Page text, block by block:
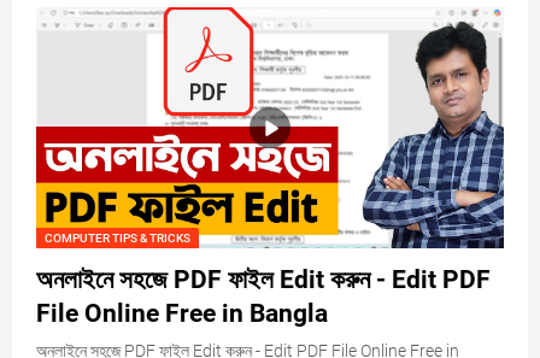
COMPUTER TIPS & TRICKS
অনলাইনে সহজে PDF ফাইল Edit করুন - Edit PDF
File Online Free in Bangla
অনলাইনে সহজে PDF ফাইল Edit করুন - Edit PDF File Online Free in